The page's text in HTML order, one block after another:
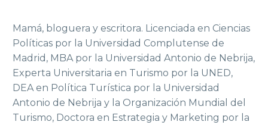
Mamá, bloguera y escritora. Licenciada en Ciencias
Políticas por la Universidad Complutense de
Madrid, MBA por la Universidad Antonio de Nebrija,
Experta Universitaria en Turismo por la UNED,
DEA en Política Turística por la Universidad
Antonio de Nebrija y la Organización Mundial del
Turismo, Doctora en Estrategia y Marketing por la